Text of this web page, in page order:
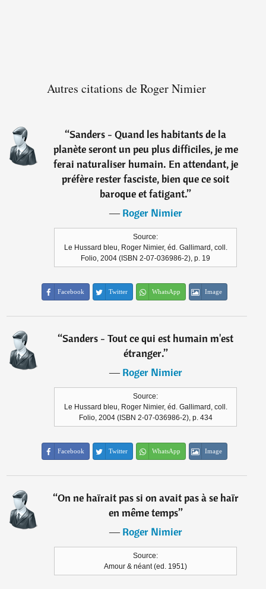
Autres citations de Roger Nimier
“Sanders - Quand les habitants de la
planète seront un peu plus difficiles, je me
ferai naturaliser humain. En attendant, je
préfère rester fasciste, bien que ce soit
baroque et fatigant.”
―Roger Nimier
Source:
Le Hussard bleu, Roger Nimier, éd. Gallimard, coll.
Folio, 2004 (ISBN 2-07-036986-2), p. 19
Facebook Twitter WhatsApp Image
“Sanders - Tout ce qui est humain m'est
étranger.”
―Roger Nimier
Source:
Le Hussard bleu, Roger Nimier, éd. Gallimard, coll.
Folio, 2004 (ISBN 2-07-036986-2), p. 434
Facebook Twitter WhatsApp Image
“On ne haïrait pas si on avait pas à se haïr
en même temps”
―Roger Nimier
Source:
Amour & néant (ed. 1951)